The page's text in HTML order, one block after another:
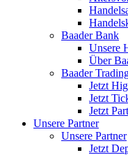
Baader Bank
Unsere
Über
Baader
Jetzt
Jetzt
Jetzt
Unsere Partner
Unsere Partner
Jetzt